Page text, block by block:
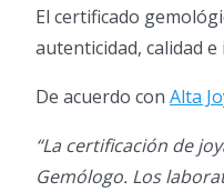
El certificado
autenticidad, calidad
De acuerdo con Alta
“La certificación de
Gemólogo. Los